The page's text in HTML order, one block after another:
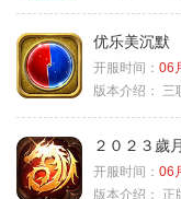
优乐美沉默
开服时间： 06
版本介绍：
三
２０２３歲
开服时间： 06
版本介绍：
正